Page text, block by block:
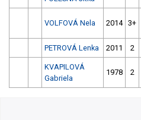
VOLFOVÁ Nela 2014 3+
PETROVÁ Lenka 2011 2
KVAPILOVÁ
Gabriela
1978 2